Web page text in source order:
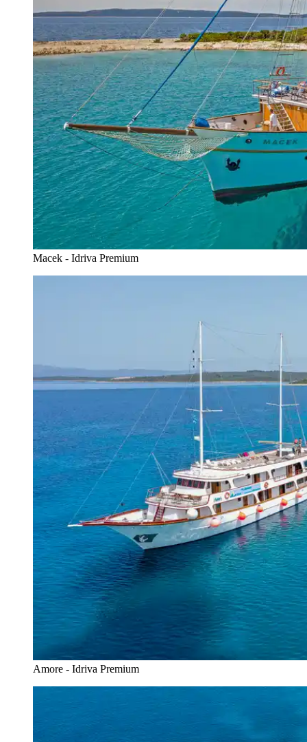
Macek - Idriva Premium
Amore - Idriva Premium